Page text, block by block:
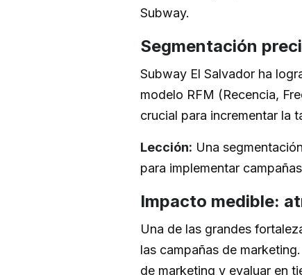
Subway.
Segmentación
Subway El Salvador ha
modelo RFM (Recencia,
crucial para incrementar la
Lección: Una
para implementar
Impacto medible:
Una de las grandes
las campañas de
de marketing y evaluar en